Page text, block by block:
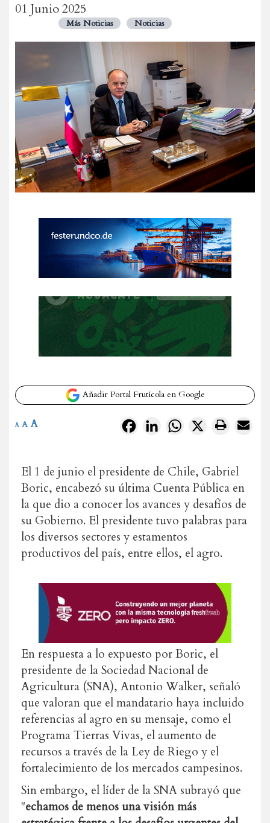
01 Junio 2025
Más Noticias Noticias
Añadir Portal Frutícola en Google
FacebookLinkedInWhatsApp
X
A A A
El 1 de junio el presidente de Chile, Gabriel
Boric, encabezó su última Cuenta Pública en
la que dio a conocer los avances y desafíos de
su Gobierno. El presidente tuvo palabras para
los diversos sectores y estamentos
productivos del país, entre ellos, el agro.
En respuesta a lo expuesto por Boric, el
presidente de la Sociedad Nacional de
Agricultura (SNA), Antonio Walker, señaló
que valoran que el mandatario haya incluido
referencias al agro en su mensaje, como el
Programa Tierras Vivas, el aumento de
recursos a través de la Ley de Riego y el
fortalecimiento de los mercados campesinos.
Sin embargo, el líder de la SNA subrayó que
"echamos de menos una visión más